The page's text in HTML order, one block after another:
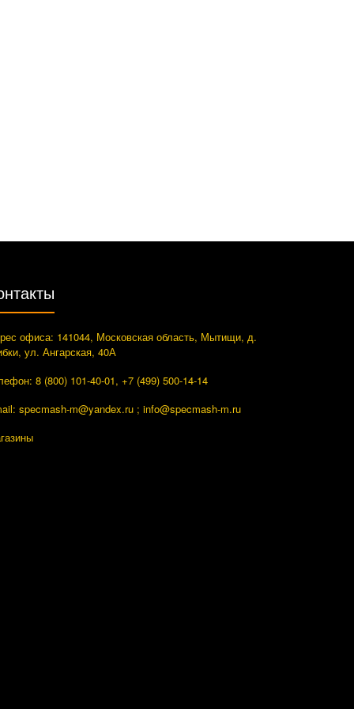
офиса: 141044, Московская область, Мытищи, д.
ул. Ангарская, 40А
8 (800) 101-40-01, +7 (499) 500-14-14
specmash-m@yandex.ru ; info@specmash-m.ru